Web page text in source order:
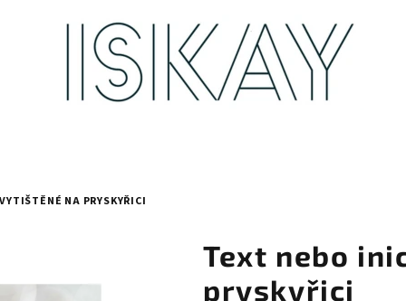
NA PRYSKYŘICI
Text nebo
pryskyřici